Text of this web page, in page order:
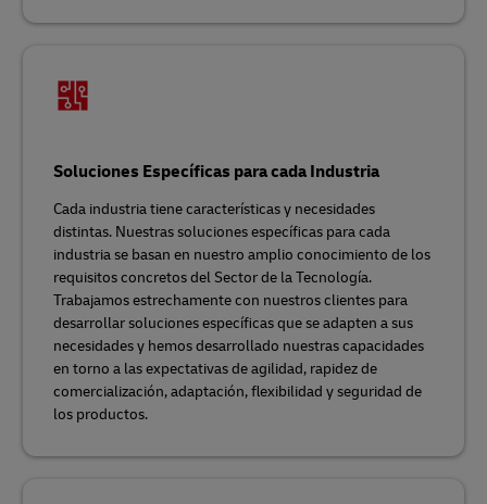
Soluciones Específicas para cada Industria
Cada industria tiene características y necesidades
distintas. Nuestras soluciones específicas para cada
industria se basan en nuestro amplio conocimiento de los
requisitos concretos del Sector de la Tecnología.
Trabajamos estrechamente con nuestros clientes para
desarrollar soluciones específicas que se adapten a sus
necesidades y hemos desarrollado nuestras capacidades
en torno a las expectativas de agilidad, rapidez de
comercialización, adaptación, flexibilidad y seguridad de
los productos.